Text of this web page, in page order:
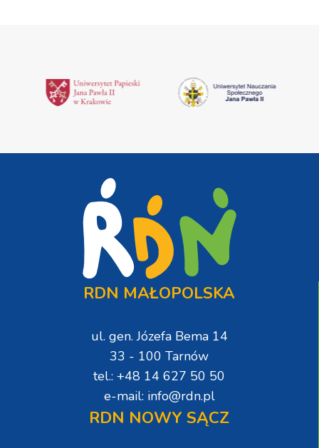
RDN MAŁOPOLSKA
ul. gen. Józefa Bema 14
33 - 100 Tarnów
tel.: +48 14 627 50 50
e-mail: info@rdn.pl
RDN NOWY SĄCZ